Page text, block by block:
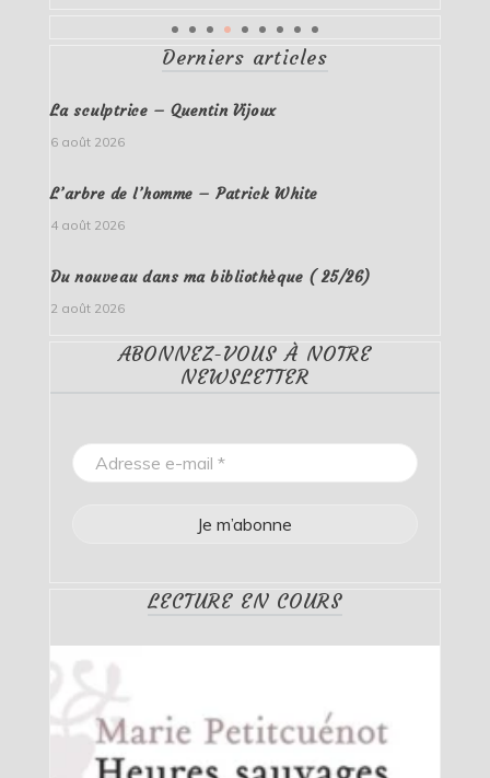
Derniers articles
La sculptrice – Quentin Vijoux
6 août 2026
L’arbre de l’homme – Patrick White
4 août 2026
Du nouveau dans ma bibliothèque ( 25/26)
2 août 2026
ABONNEZ-VOUS À NOTRE
NEWSLETTER
LECTURE EN COURS